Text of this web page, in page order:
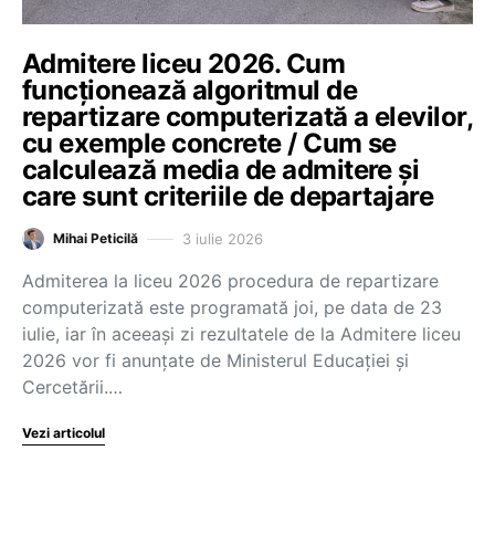
Admitere liceu 2026. Cum
funcționează algoritmul de
repartizare computerizată a elevilor,
cu exemple concrete / Cum se
calculează media de admitere și
care sunt criteriile de departajare
Mihai Peticilă 3 iulie 2026
Admiterea la liceu 2026 procedura de repartizare
computerizată este programată joi, pe data de 23
iulie, iar în aceeași zi rezultatele de la Admitere liceu
2026 vor fi anunțate de Ministerul Educației și
Cercetării.…
Vezi articolul